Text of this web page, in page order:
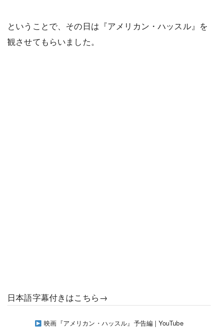
ということで、その日は『アメリカン・ハッスル』を
観させてもらいました。
日本語字幕付きはこちら→
映画『アメリカン・ハッスル』予告編 | YouTube